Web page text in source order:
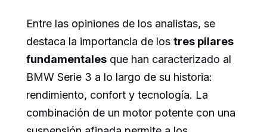
Entre las opiniones de los analistas, se
destaca la importancia de los tres pilares
fundamentales que han caracterizado al
BMW Serie 3 a lo largo de su historia:
rendimiento, confort y tecnología. La
combinación de un motor potente con una